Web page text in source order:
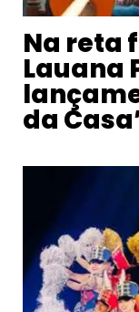
Na reta
Lauana
da